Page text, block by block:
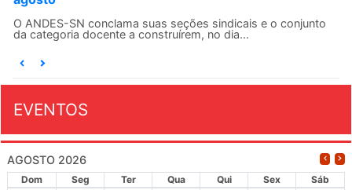
O ANDES-SN conclama suas seções sindicais e o conjunto
da categoria docente a construírem, no dia...
EVENTOS
AGOSTO 2026
Dom Seg Ter Qua Qui Sex
Sáb